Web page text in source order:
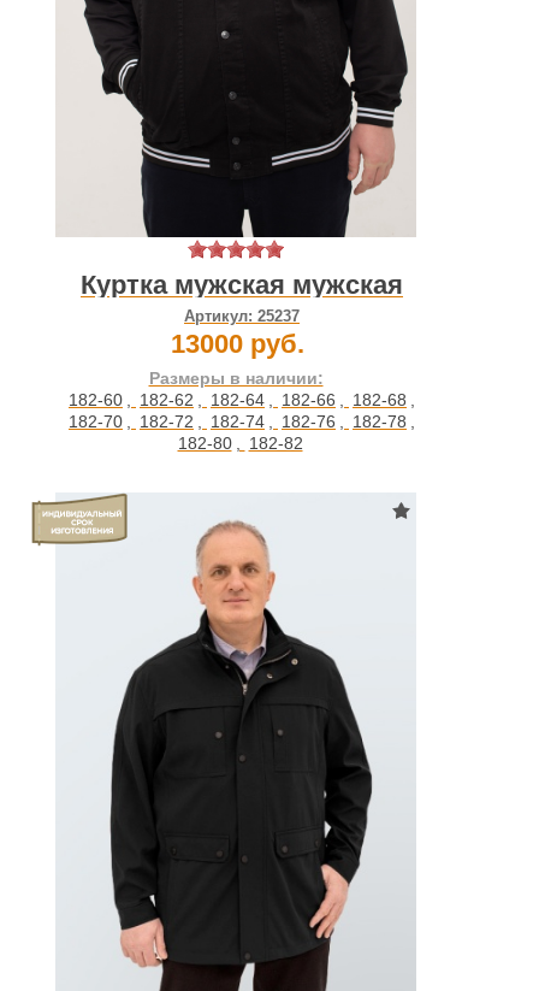
Куртка мужская мужская
Артикул: 25237
13000 руб.
Размеры в наличии:
182-60
182-62 182-64 182-66 182-68
182-70
182-72 182-74 182-76 182-78
182-80
182-82